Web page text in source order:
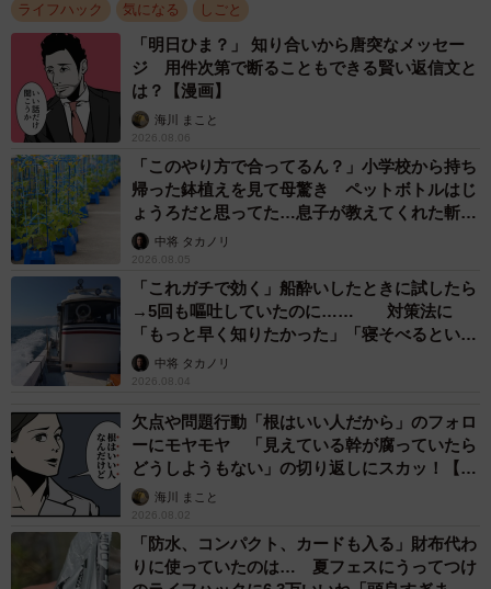
ーー使い心地はいかがでしたか？
GUTTI：私は普段から、それこそ親の仇の如く徹底してお
茶碗に米粒を残さないように食べてはいるのですが、そう
いった人間にとってもやはり楽に食べられて良い食器でし
た。またお茶碗にふんわりとお米が盛り付けられる形にな
るため、ルートインややよい軒で使用されているような
「ご飯を盛り付ける機械」とのシナジーも抜群だなと。
ライフハック 気になる しごと
「明日ひま？」 知り合いから唐突なメッセー
ジ 用件次第で断ることもできる賢い返信文と
は？【漫画】
海川 まこと
2026.08.06
「このやり方で合ってるん？」小学校から持ち
帰った鉢植えを見て母驚き ペットボトルはじ
ょうろだと思ってた…息子が教えてくれた斬新
な水やりとは
中将 タカノリ
2026.08.05
「これガチで効く」船酔いしたときに試したら
→5回も嘔吐していたのに…… 対策法に
「もっと早く知りたかった」「寝そべるといい
らしい」
中将 タカノリ
2026.08.04
欠点や問題行動「根はいい人だから」のフォロ
ーにモヤモヤ 「見えている幹が腐っていたら
どうしようもない」の切り返しにスカッ！【漫
画】海川 まこと
2026.08.02
「防水、コンパクト、カードも入る」財布代わ
りに使っていたのは… 夏フェスにうってつけ